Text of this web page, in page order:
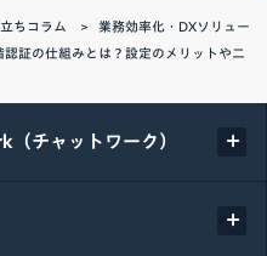
ちコラム
業務効率化・DXソリュー
認証の仕組みとは？設定のメリットや二
チャットワーク）